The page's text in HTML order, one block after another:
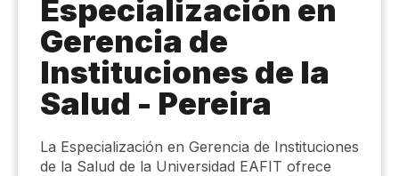
Especialización en
Gerencia de
Instituciones de la
Salud​​​​​ - Pereira
La Especialización en Gerencia de Instituciones
de la Salud de la Universidad EAFIT ofrece